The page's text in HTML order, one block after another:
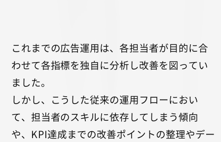
これまでの広告運用は、各担当者が目的に合
わせて各指標を独自に分析し改善を図ってい
ました。
しかし、こうした従来の運用フローにおい
て、担当者のスキルに依存してしまう傾向
や、KPI達成までの改善ポイントの整理やデー